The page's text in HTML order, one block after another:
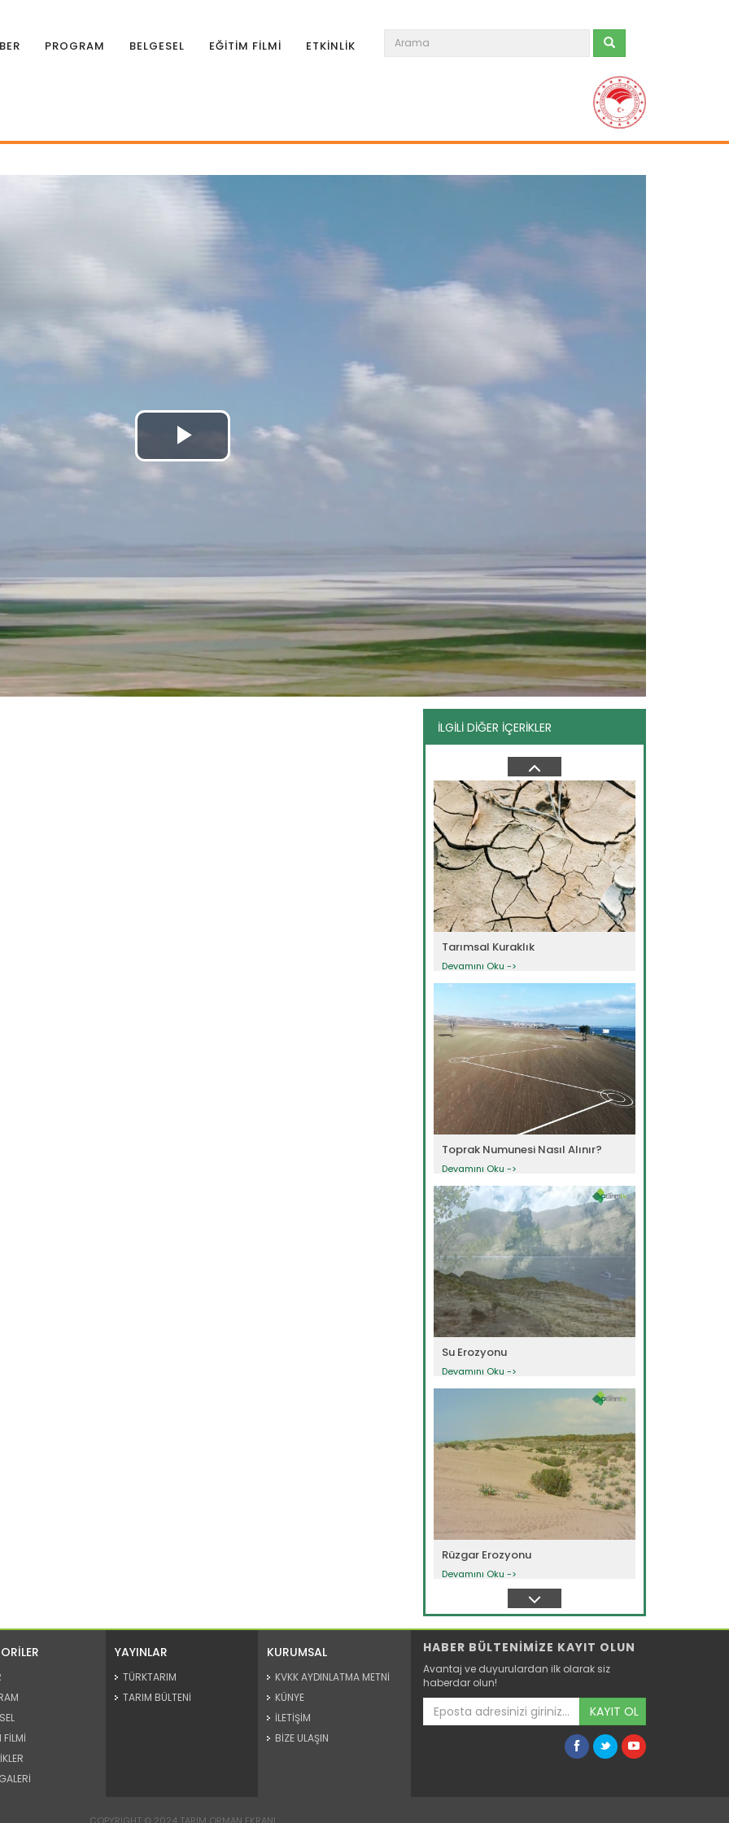
PROGRAM BELGESEL EĞİTİM FİLMİ ETKİNLİK
İLGİLİ DİĞER İÇERİKLER
Çölleşme
Tarımsal Kuraklık
Devamını Oku ->
Toprak Numunesi Nasıl Alınır?
Devamını Oku ->
Su Erozyonu
Devamını Oku ->
Rüzgar Erozyonu
Devamını Oku ->
FİLMİ
YAYINLAR
TÜRKTARIM
TARIM BÜLTENİ
KURUMSAL
KVKK AYDINLATMA METNİ
KÜNYE
İLETİŞİM
BİZE ULAŞIN
HABER BÜLTENİMİZE KAYIT OLUN
Avantaj ve duyurulardan ilk olarak siz
haberdar olun!
KAYIT OL